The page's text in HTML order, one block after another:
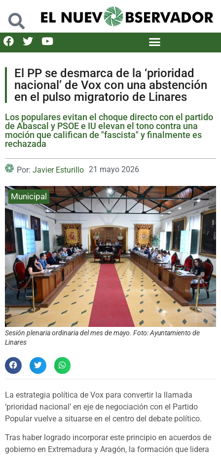
El PP se desmarca de la ‘prioridad
nacional’ de Vox con una abstención
en el pulso migratorio de Linares
Los populares evitan el choque directo con el partido
de Abascal y PSOE e IU elevan el tono contra una
moción que califican de "fascista" y finalmente es
rechazada
Por: Javier Esturillo 21 mayo 2026
Municipal
Sesión plenaria ordinaria del mes de mayo. Foto: Ayuntamiento de
Linares
La estrategia política de Vox para convertir la llamada
‘prioridad nacional’ en eje de negociación con el Partido
Popular vuelve a situarse en el centro del debate político.
Tras haber logrado incorporar este principio en acuerdos de
gobierno en Extremadura y Aragón, la formación que lidera